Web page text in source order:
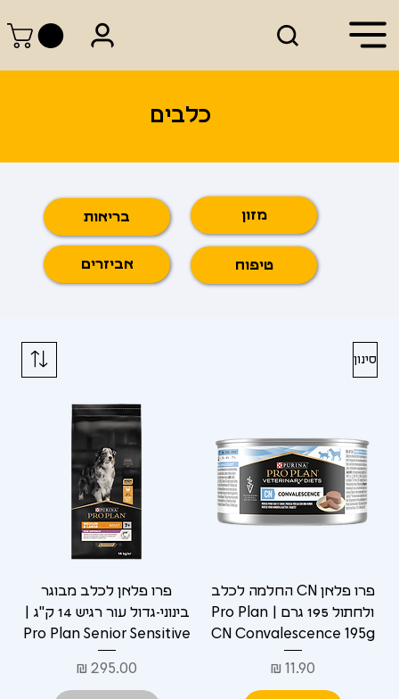
כלבים
בריאות מזון
אביזרים טיפוח
סינון
פרו פלאן CN החלמה לכלב
ולחתול 195 גרם | Pro Plan
CN Convalescence 195g
מחיר
פרו פלאן לכלב מבוגר
בינוני-גדול עור רגיש 14 ק"ג |
Pro Plan Senior Sensitive
מחיר